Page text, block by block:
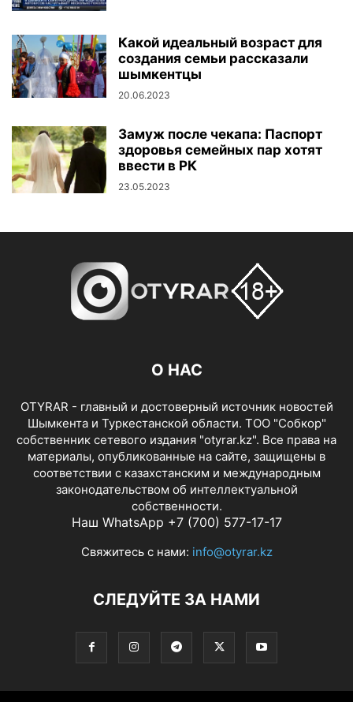
Какой идеальный возраст для
создания семьи рассказали
шымкентцы
20.06.2023
Замуж после чекапа: Паспорт
здоровья семейных пар хотят
ввести в РК
23.05.2023
О НАС
OTYRAR - главный и достоверный источник новостей
Шымкента и Туркестанской области. ТОО "Собкор"
собственник сетевого издания "otyrar.kz". Все права на
материалы, опубликованные на сайте, защищены в
соответствии с казахстанским и международным
законодательством об интеллектуальной
собственности.
Наш WhatsApp +7 (700) 577-17-17
Свяжитесь с нами: info@otyrar.kz
СЛЕДУЙТЕ ЗА НАМИ